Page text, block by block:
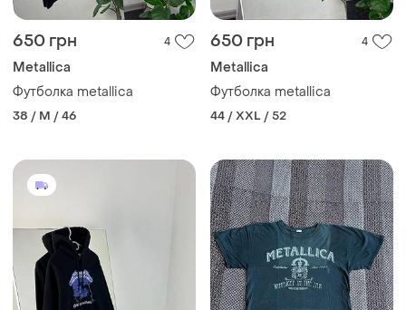
650 грн 4
Metallica
Футболка metallica
38 / M / 46
650 грн 4
Metallica
Футболка metallica
44 / XXL / 52